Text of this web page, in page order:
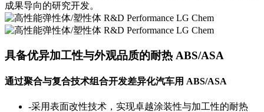
成果导向的研究开发。
具备优异加工性与外观品质的耐热 ABS/ASA
通过聚合与复合技术组合开发差异化汽车用 ABS/ASA
-采用表面改性技术，实现卓越涂装性与加工性的耐热